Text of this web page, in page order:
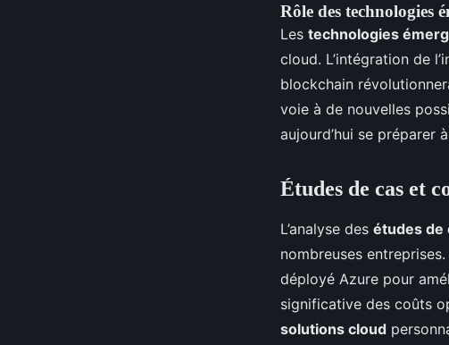
Rôle des technologies
Les technologies
cloud. L’intégration de
blockchain
voie à de nouvelles
aujourd’hui se préparer
Études de cas et
L’analyse des études de
nombreuses
déployé Azure pour
significative des coûts
solutions cloud